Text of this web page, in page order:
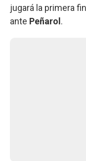
jugará la primera
ante Peñarol .